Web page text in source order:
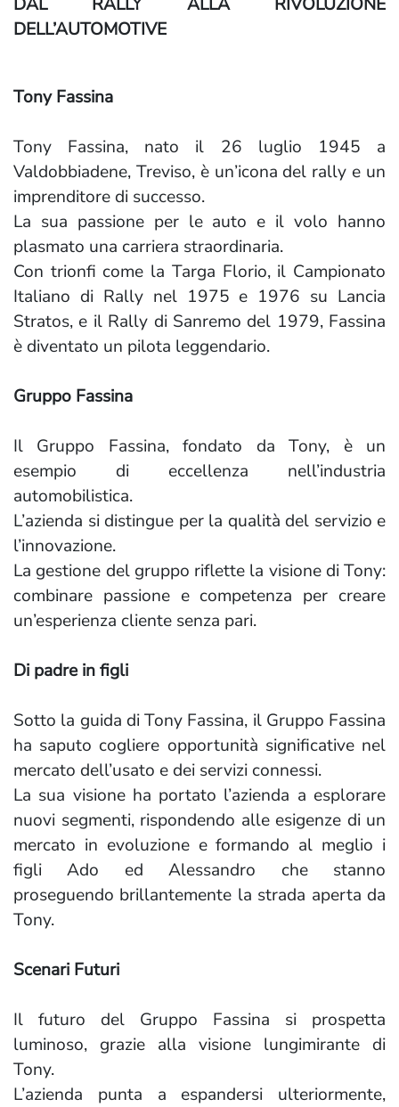
DELL’AUTOMOTIVE
Tony Fassina
Tony Fassina, nato il 26 luglio 1945 a
Valdobbiadene, Treviso, è un’icona del rally e un
imprenditore di successo.
La sua passione per le auto e il volo hanno
plasmato una carriera straordinaria.
Con trionfi come la Targa Florio, il Campionato
Italiano di Rally nel 1975 e 1976 su Lancia
Stratos, e il Rally di Sanremo del 1979, Fassina
è diventato un pilota leggendario.
Gruppo Fassina
Il Gruppo Fassina, fondato da Tony, è un
esempio di eccellenza nell’industria
automobilistica.
L’azienda si distingue per la qualità del servizio e
l’innovazione.
La gestione del gruppo riflette la visione di Tony:
combinare passione e competenza per creare
un’esperienza cliente senza pari.
Di padre in figli
Sotto la guida di Tony Fassina, il Gruppo Fassina
ha saputo cogliere opportunità significative nel
mercato dell’usato e dei servizi connessi.
La sua visione ha portato l’azienda a esplorare
nuovi segmenti, rispondendo alle esigenze di un
mercato in evoluzione e formando al meglio i
figli Ado ed Alessandro che stanno
proseguendo brillantemente la strada aperta da
Tony.
Scenari Futuri
Il futuro del Gruppo Fassina si prospetta
luminoso, grazie alla visione lungimirante di
Tony.
L’azienda punta a espandersi ulteriormente,